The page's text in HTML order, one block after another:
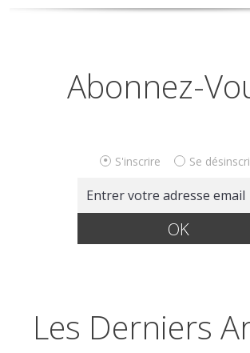
Abonnez-
S'inscrire Se
Les Derniers